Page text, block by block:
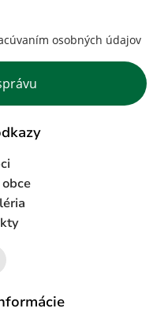
osobných údajov